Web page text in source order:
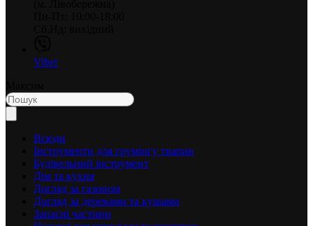
Viber
Всюди
Інструменти для грумінгу тварин
Будівельний інструмент
Дім та кухня
Догляд за газоном
Догляд за деревами та кущами
Запасні частини